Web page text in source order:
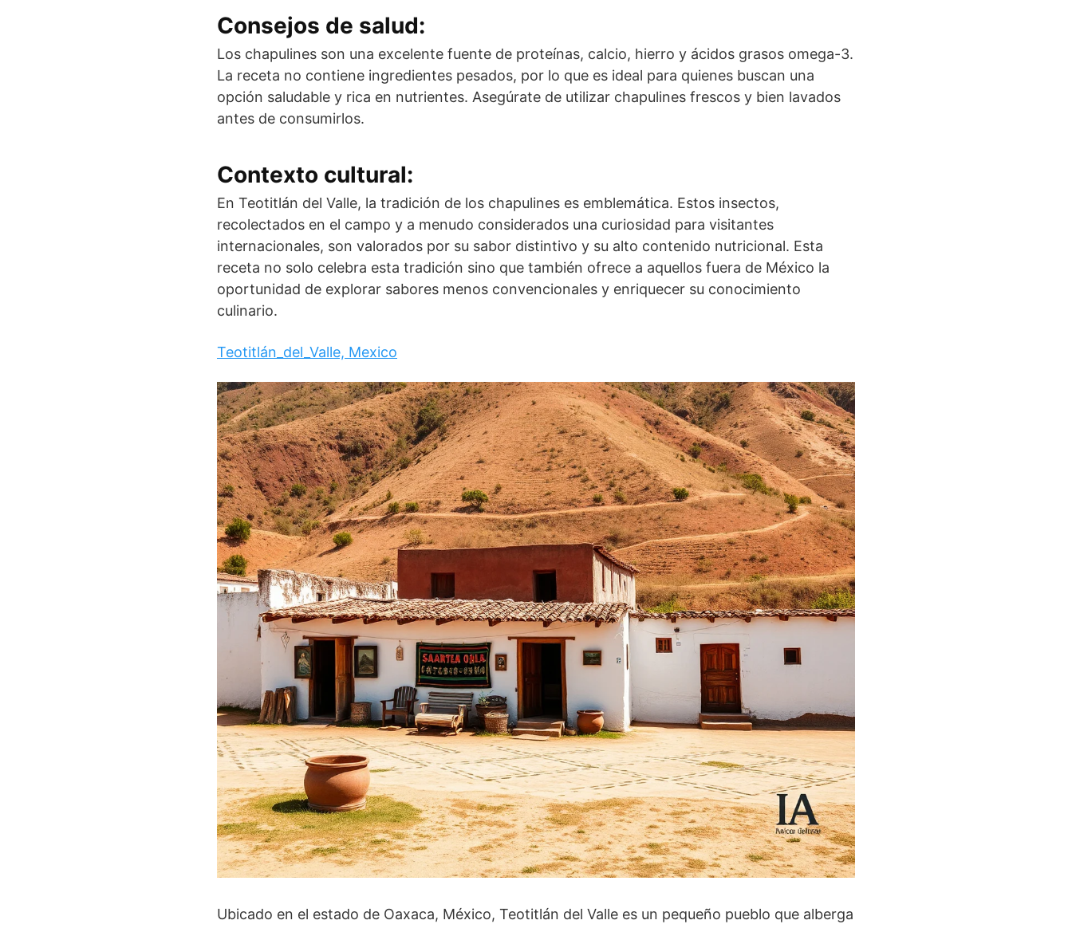
Consejos de salud:
Los chapulines son una excelente fuente de proteínas, calcio, hierro y ácidos grasos omega-3.
La receta no contiene ingredientes pesados, por lo que es ideal para quienes buscan una
opción saludable y rica en nutrientes. Asegúrate de utilizar chapulines frescos y bien lavados
antes de consumirlos.
Contexto cultural:
En Teotitlán del Valle, la tradición de los chapulines es emblemática. Estos insectos,
recolectados en el campo y a menudo considerados una curiosidad para visitantes
internacionales, son valorados por su sabor distintivo y su alto contenido nutricional. Esta
receta no solo celebra esta tradición sino que también ofrece a aquellos fuera de México la
oportunidad de explorar sabores menos convencionales y enriquecer su conocimiento
culinario.
Teotitlán_del_Valle, Mexico
Ubicado en el estado de Oaxaca, México, Teotitlán del Valle es un pequeño pueblo que alberga